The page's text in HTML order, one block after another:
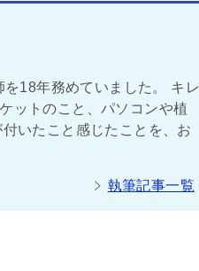
18年務めていました。 キレ
ットのこと、パソコンや植
いたこと感じたことを、お
執筆記事一覧